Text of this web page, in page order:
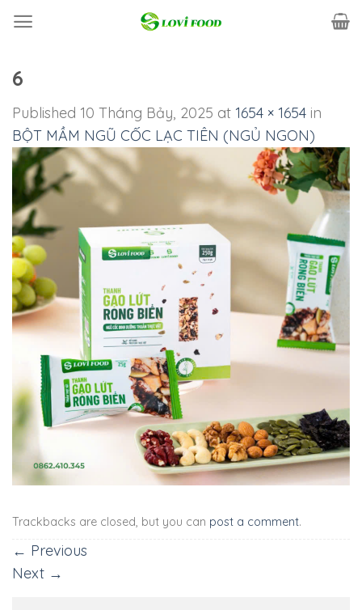
6
Published 10 Tháng Bảy, 2025 at 1654 × 1654 in
BỘT MẦM NGŨ CỐC LẠC TIÊN (NGỦ NGON)
Trackbacks are closed, but you can post a comment.
← Previous
Next →